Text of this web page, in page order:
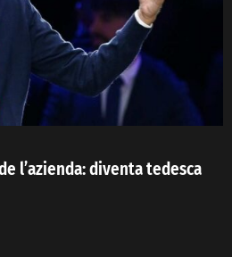
l’azienda: diventa tedesca